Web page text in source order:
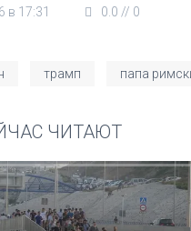
в 17:31 0.0 // 0
трамп папа
ЧИТАЮТ